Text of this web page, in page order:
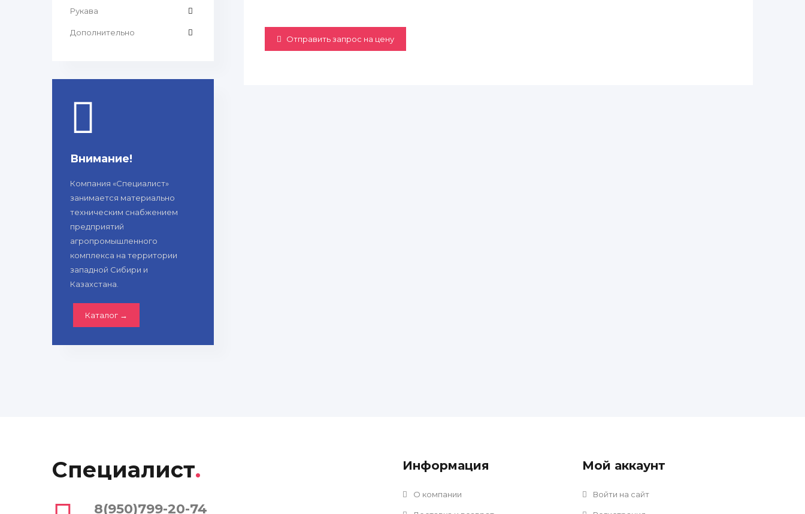
Отправить запрос на цену
Рукава
Дополнительно
Внимание!
Компания «Специалист»
занимается материально
техническим снабжением
предприятий
агропромышленного
комплекса на территории
западной Сибири и
Казахстана.
Каталог →
Специалист.
8(950)799-20-74
Информация
О компании
Мой аккаунт
Войти на сайт